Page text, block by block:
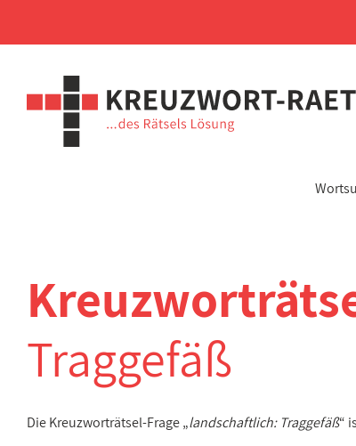
Traggefäß
Die Kreuzworträtsel-Frage „landschaftlich: Traggefäß“